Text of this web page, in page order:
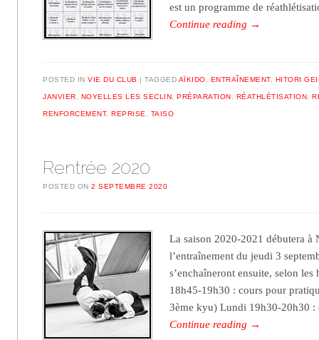
est un programme de
Continue reading →
POSTED INVIE DU CLUB TAGGED AÏKIDO ENTRAÎNEMENT, HITORI
JANVIER NOYELLES LES SECLIN ,PRÉPARATION RÉATHLÉTISATION ,
RENFORCEMENT,REPRISE TAISO
Rentrée 2020
POSTED ON2 SEPTEMBRE 2020
La saison 2020-2021 débutera à
l’entraînement du jeudi 3
s’enchaîneront ensuite, selon
18h45-19h30 : cours pour
3ème kyu) Lundi 19h30-20h30
Continue reading →